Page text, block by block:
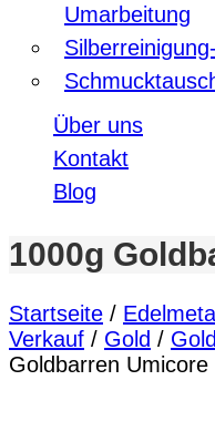
Umarbeitung
Über uns
Kontakt
Blog
1000g
Startseite /
Verkauf / Gold /
Goldbarren Umicore